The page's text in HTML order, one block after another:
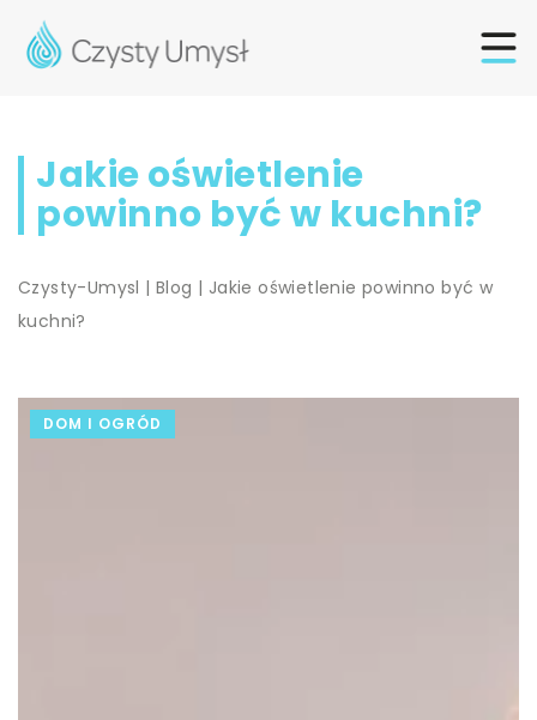
Jakie oświetlenie
powinno być w kuchni?
Czysty-Umysl |Blog | Jakie oświetlenie powinno być w
kuchni?
DOM I OGRÓD